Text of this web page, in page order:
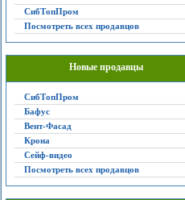
СибТопПром
Посмотреть всех продавцов
Новые продавцы
СибТопПром
Бафус
Вент-Фасад
Крона
Сейф-видео
Посмотреть всех продавцов